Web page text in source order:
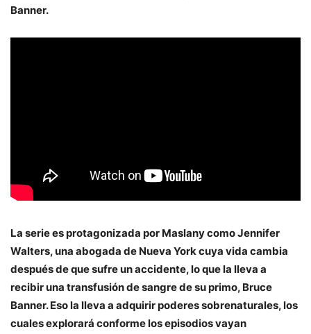
Banner.
La serie es protagonizada por Maslany como Jennifer
Walters, una abogada de Nueva York cuya vida cambia
después de que sufre un accidente, lo que la lleva a
recibir una transfusión de sangre de su primo, Bruce
Banner. Eso la lleva a adquirir poderes sobrenaturales, los
cuales explorará conforme los episodios vayan